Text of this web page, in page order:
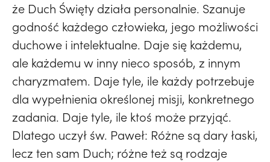
że Duch Święty działa personalnie. Szanuje
godność każdego człowieka, jego możliwości
duchowe i intelektualne. Daje się każdemu,
ale każdemu w inny nieco sposób, z innym
charyzmatem. Daje tyle, ile każdy potrzebuje
dla wypełnienia określonej misji, konkretnego
zadania. Daje tyle, ile ktoś może przyjąć.
Dlatego uczył św. Paweł: Różne są dary łaski,
lecz ten sam Duch; różne też są rodzaje